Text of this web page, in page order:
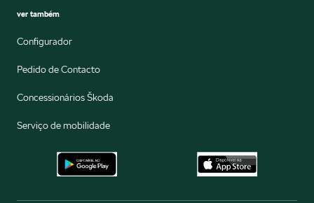
ver também
Configurador
Pedido de Contacto
Concessionários Škoda
Serviço de mobilidade